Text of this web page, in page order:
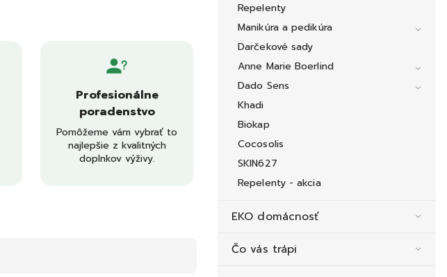
Repelenty
Manikúra a pedikúra
Darčekové sady
Anne Marie Boerlind
Dado Sens
Khadi
Biokap
Cocosolis
SKIN627
Repelenty - akcia
EKO domácnosť
Čo vás trápi
Profesionálne
poradenstvo
Pomôžeme vám vybrať to
najlepšie z kvalitných
doplnkov výživy.